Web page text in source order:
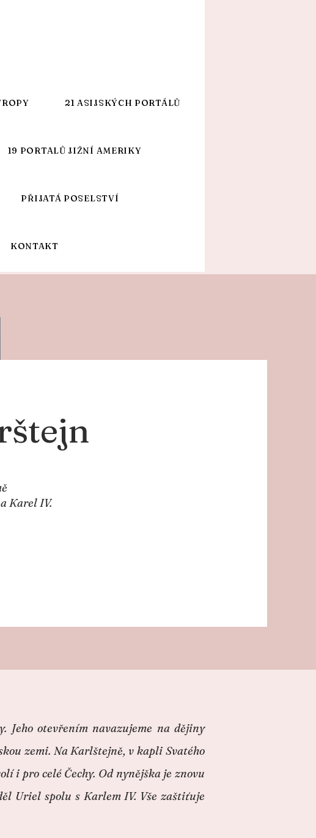
21 ASIJSKÝCH PORTÁLŮ
19 PORTALŮ JIŽNÍ AMERIKY
PŘIJATÁ POSELSTVÍ
KONTAKT
Karel IV.
Jeho otevřením navazujeme na dějiny
zemi. Na Karlštejně, v kapli Svatého
i pro celé Čechy. Od nynějška je znovu
Uriel spolu s Karlem IV. Vše zaštiťuje